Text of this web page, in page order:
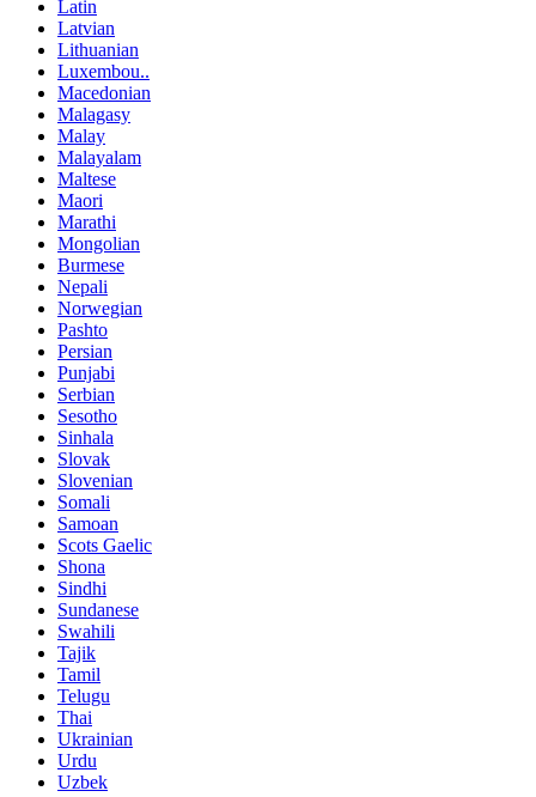
Latin
Latvian
Lithuanian
Luxembou..
Macedonian
Malagasy
Malay
Malayalam
Maltese
Maori
Marathi
Mongolian
Burmese
Nepali
Norwegian
Pashto
Persian
Punjabi
Serbian
Sesotho
Sinhala
Slovak
Slovenian
Somali
Samoan
Scots Gaelic
Shona
Sindhi
Sundanese
Swahili
Tajik
Tamil
Telugu
Thai
Ukrainian
Urdu
Uzbek